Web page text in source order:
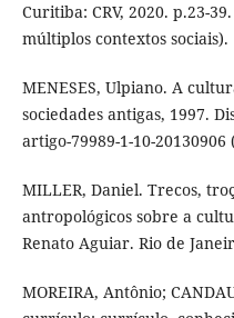
Curitiba: CRV, 2020. p.23-
múltiplos contextos sociais).
MENESES, Ulpiano. A
sociedades antigas, 1997.
artigo-79989-1-10-
MILLER, Daniel. Trecos,
antropológicos sobre a
Renato Aguiar. Rio de
MOREIRA, Antônio;